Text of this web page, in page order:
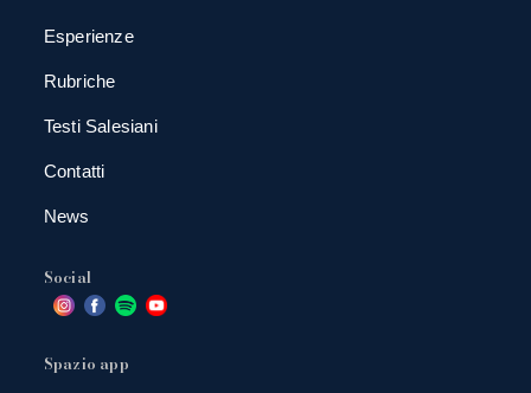
Esperienze
Rubriche
Testi Salesiani
Contatti
News
Social
Spazio app